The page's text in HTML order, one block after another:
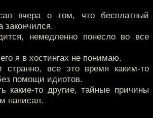
вчера о том, что бесплатный
закончился.
немедленно понесло во все
я в хостингах не понимаю.
странно, все это время каким-то
помощи идиотов.
какие-то другие, тайные причины
написал.